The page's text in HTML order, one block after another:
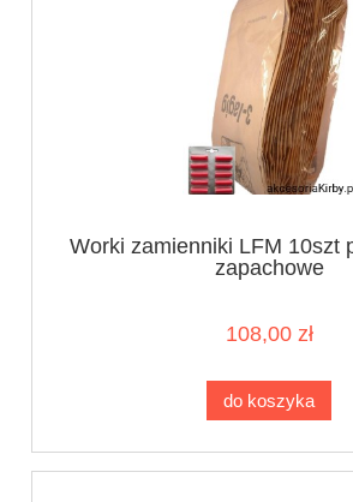
Worki zamienniki LFM 10szt
zapachowe
108,00 zł
do koszyka